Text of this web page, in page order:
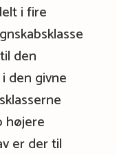
i fire
den
den givne
højere
er der til